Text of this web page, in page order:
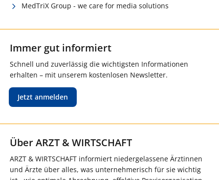
MedTriX Group - we care for media solutions
Immer gut informiert
Schnell und zuverlässig die wichtigsten Informationen
erhalten – mit unserem kostenlosen Newsletter.
Jetzt anmelden
Über ARZT & WIRTSCHAFT
ARZT & WIRTSCHAFT informiert niedergelassene Ärztinnen
und Ärzte über alles, was unternehmerisch für sie wichtig